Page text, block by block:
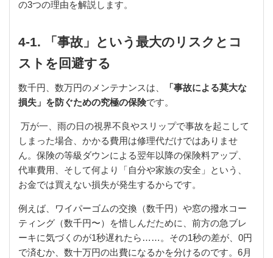
の3つの理由を解説します。
4-1. 「事故」という最大のリスクとコ
ストを回避する
数千円、数万円のメンテナンスは、
「事故による莫大な
損失」を防ぐための究極の保険です。
万が一、雨の日の視界不良やスリップで事故を起こして
しまった場合、かかる費用は修理代だけではありませ
ん。保険の等級ダウンによる翌年以降の保険料アップ、
代車費用、そして何より「自分や家族の安全」という、
お金では買えない損失が発生するからです。
例えば、ワイパーゴムの交換（数千円）や窓の撥水コー
ティング（数千円〜）を惜しんだために、前方の急ブレ
ーキに気づくのが1秒遅れたら……。その1秒の差が、0円
で済むか、数十万円の出費になるかを分けるのです。6月